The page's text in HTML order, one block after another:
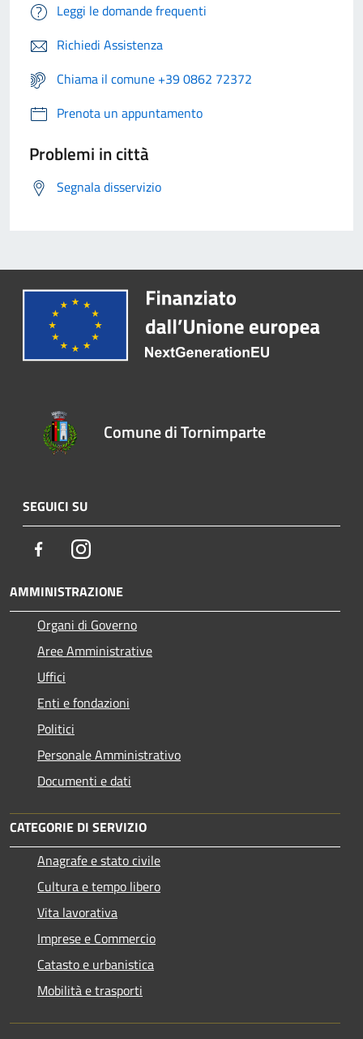
Leggi le domande frequenti
Richiedi Assistenza
Chiama il comune +39 0862 72372
Prenota un appuntamento
Problemi in città
Segnala disservizio
Comune di Tornimparte
SEGUICI SU
FacebookInstagram
AMMINISTRAZIONE
Organi di Governo
Aree Amministrative
Uffici
Enti e fondazioni
Politici
Personale Amministrativo
Documenti e dati
CATEGORIE DI SERVIZIO
Anagrafe e stato civile
Cultura e tempo libero
Vita lavorativa
Imprese e Commercio
Catasto e urbanistica
Mobilità e trasporti